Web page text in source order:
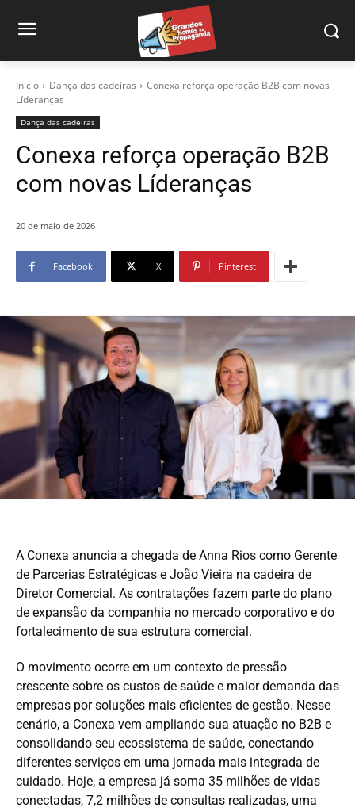
Início Dança das cadeiras
Conexa reforça operação B2B com novas
Líderanças
Dança das cadeiras
Conexa reforça operação B2B
com novas Líderanças
20 de maio de 2026
Facebook X Pinterest
A Conexa anuncia a chegada de Anna Rios como Gerente
de Parcerias Estratégicas e João Vieira na cadeira de
Diretor Comercial. As contratações fazem parte do plano
de expansão da companhia no mercado corporativo e do
fortalecimento de sua estrutura comercial.
O movimento ocorre em um contexto de pressão
crescente sobre os custos de saúde e maior demanda das
empresas por soluções mais eficientes de gestão. Nesse
cenário, a Conexa vem ampliando sua atuação no B2B e
consolidando seu ecossistema de saúde, conectando
diferentes serviços em uma jornada mais integrada de
cuidado. Hoje, a empresa já soma 35 milhões de vidas
conectadas, 7,2 milhões de consultas realizadas, uma